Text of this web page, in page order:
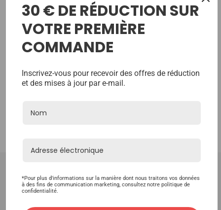
No More Products
30 € DE RÉDUCTION SUR
VOTRE PREMIÈRE
COMMANDE
Inscrivez-vous pour recevoir des offres de réduction
et des mises à jour par e-mail.
*Pour plus d'informations sur la manière dont nous traitons vos données
à des fins de communication marketing, consultez notre politique de
confidentialité.